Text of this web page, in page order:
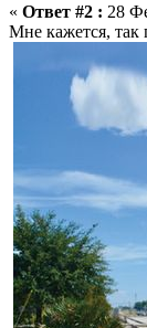
« Ответ #2 : 28
Мне кажется, так